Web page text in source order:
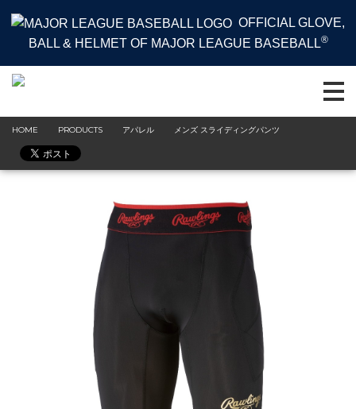
OFFICIAL GLOVE,
BALL & HELMET OF MAJOR LEAGUE BASEBALL®
HOME PRODUCTS アパレル メンズ スライディングパンツ